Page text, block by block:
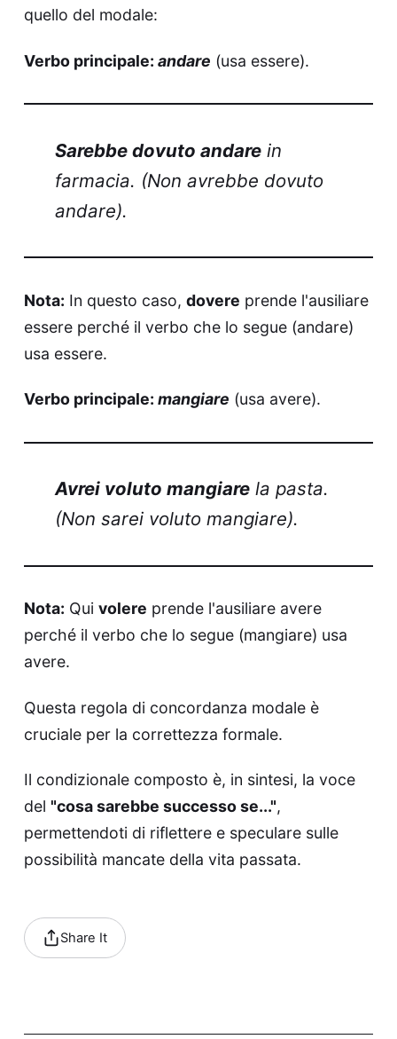
quello del modale:
Verbo principale: andare (usa essere).
Sarebbe dovuto andare in
farmacia. (Non avrebbe dovuto
andare).
Nota: In questo caso, dovere prende l'ausiliare
essere perché il verbo che lo segue (andare)
usa essere.
Verbo principale: mangiare (usa avere).
Avrei voluto mangiare la pasta.
(Non sarei voluto mangiare).
Nota: Qui volere prende l'ausiliare avere
perché il verbo che lo segue (mangiare) usa
avere.
Questa regola di concordanza modale è
cruciale per la correttezza formale.
Il condizionale composto è, in sintesi, la voce
del "cosa sarebbe successo se...",
permettendoti di riflettere e speculare sulle
possibilità mancate della vita passata.
Share It